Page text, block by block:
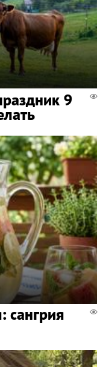
9
сангрия